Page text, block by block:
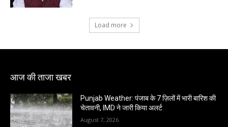
Load more
आज की ताजा खबर
Punjab Weather: पंजाब के 7 ज़िलों में भारी बारिश की
चेतावनी, IMD ने जारी किया अलर्ट
August 7, 2026